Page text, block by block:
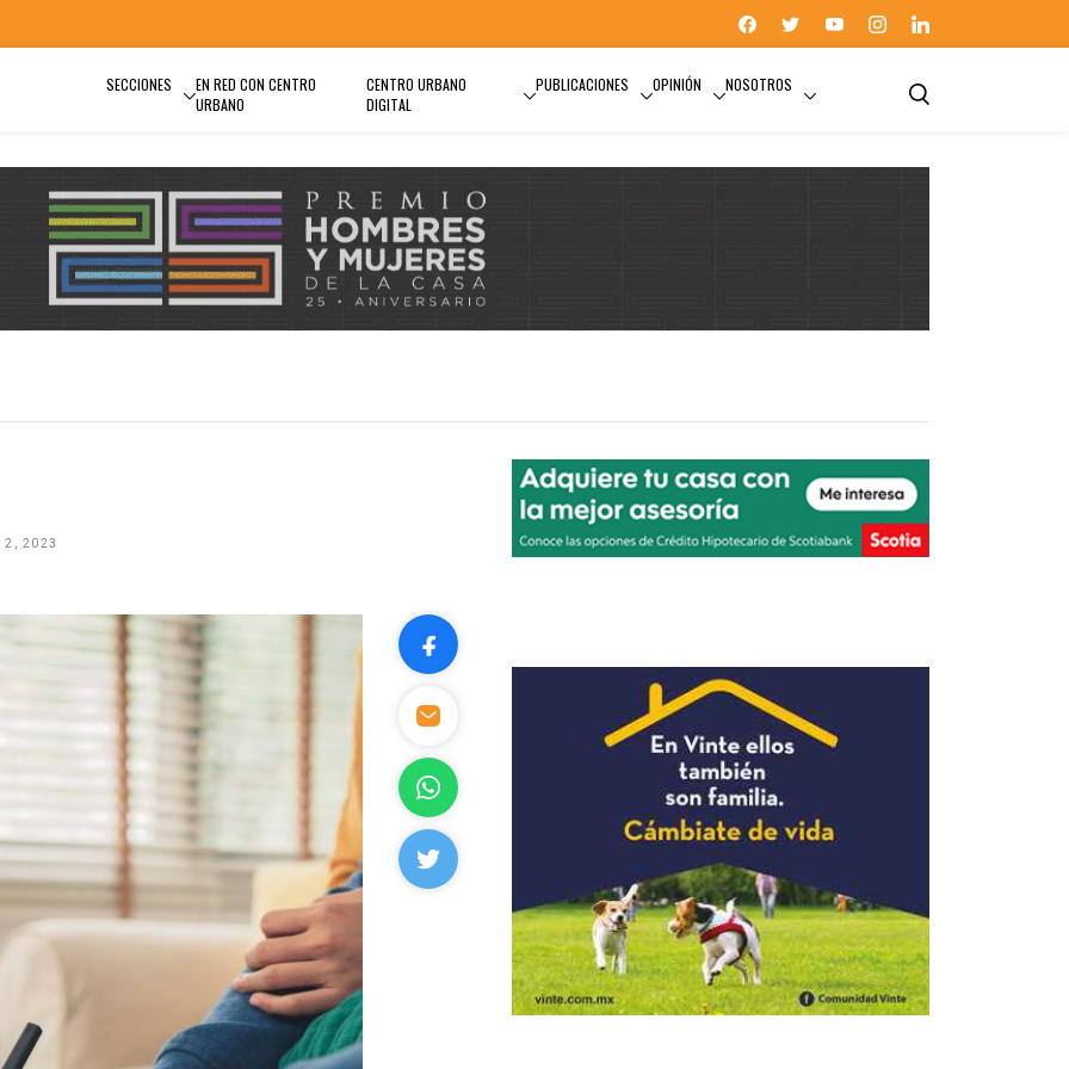
SECCIONES
EN RED CON CENTRO
URBANO
CENTRO URBANO
DIGITAL
PUBLICACIONES OPINIÓN NOSOTROS
2, 2023